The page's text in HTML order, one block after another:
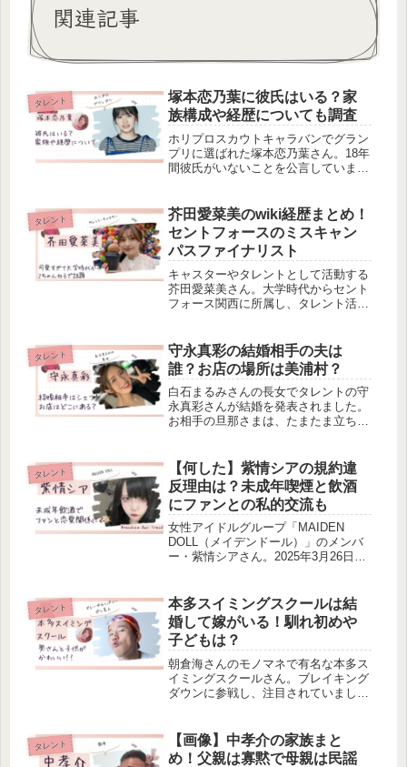
関連記事
タレント
塚本恋乃葉に彼氏はいる？家
族構成や経歴についても調査
ホリプロスカウトキャラバンでグラン
プリに選ばれた塚本恋乃葉さん。18年
間彼氏がいないことを公言しています
手！プロ野球引退後は競輪選手として
も活躍していたそう！
タレント
芥田愛菜美のwiki経歴まとめ！
セントフォースのミスキャン
パスファイナリスト
キャスターやタレントとして活動する
芥田愛菜美さん。大学時代からセント
フォース関西に所属し、タレント活動
回は、芥田愛菜美さんのwiki経歴つい
て調べました。大学時代からセ...
タレント
守永真彩の結婚相手の夫は
誰？お店の場所は美浦村？
白石まるみさんの長女でタレントの守
永真彩さんが結婚を発表されました。
お相手の旦那さまは、たまたま立ち寄
にあるのか気になりませんか。今回
は、守永真彩さんの結婚相手のシェフ
とそのお店の場所を調べてみました
よ。
タレント
【何した】紫情シアの規約違
反理由は？未成年喫煙と飲酒
にファンとの私的交流も
女性アイドルグループ「MAIDEN
DOLL（メイデンドール）」のメンバ
ー・紫情シアさん。2025年3月26日、
表されました。「法律に違反する行
為」「規約違反」とは、何した...
タレント
本多スイミングスクールは結
婚して嫁がいる！馴れ初めや
子どもは？
朝倉海さんのモノマネで有名な本多ス
イミングスクールさん。ブレイキング
ダウンに参戦し、注目されていまし
馴れ初めやお子さんについても調べて
みましたよ！
タレント
【画像】中孝介の家族まと
め！父親は寡黙で母親は民謡